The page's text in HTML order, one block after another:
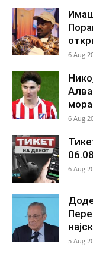
6 Aug
6 Aug
6 Aug
5 Aug